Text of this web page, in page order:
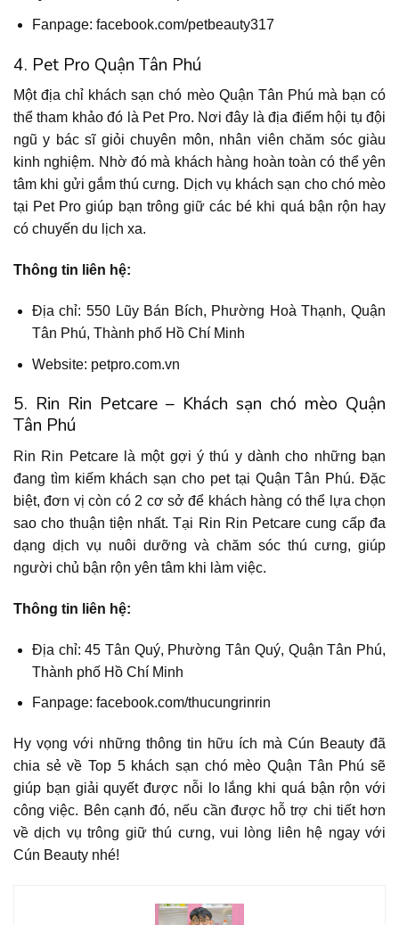
Fanpage: facebook.com/petbeauty317
4. Pet Pro Quận Tân Phú
Một địa chỉ khách sạn chó mèo Quận Tân Phú mà bạn có
thể tham khảo đó là Pet Pro. Nơi đây là địa điểm hội tụ đội
ngũ y bác sĩ giỏi chuyên môn, nhân viên chăm sóc giàu
kinh nghiệm. Nhờ đó mà khách hàng hoàn toàn có thể yên
tâm khi gửi gắm thú cưng. Dịch vụ khách sạn cho chó mèo
tại Pet Pro giúp bạn trông giữ các bé khi quá bận rộn hay
có chuyến du lịch xa.
Thông tin liên hệ:
Địa chỉ: 550 Lũy Bán Bích, Phường Hoà Thạnh, Quận
Tân Phú, Thành phố Hồ Chí Minh
Website: petpro.com.vn
5. Rin Rin Petcare – Khách sạn chó mèo Quận
Tân Phú
Rin Rin Petcare là một gợi ý thú y dành cho những bạn
đang tìm kiếm khách sạn cho pet tại Quận Tân Phú. Đặc
biệt, đơn vị còn có 2 cơ sở để khách hàng có thể lựa chọn
sao cho thuận tiện nhất. Tại Rin Rin Petcare cung cấp đa
dạng dịch vụ nuôi dưỡng và chăm sóc thú cưng, giúp
người chủ bận rộn yên tâm khi làm việc.
Thông tin liên hệ:
Địa chỉ: 45 Tân Quý, Phường Tân Quý, Quận Tân Phú,
Thành phố Hồ Chí Minh
Fanpage: facebook.com/thucungrinrin
Hy vọng với những thông tin hữu ích mà Cún Beauty đã
chia sẻ về Top 5 khách sạn chó mèo Quận Tân Phú sẽ
giúp bạn giải quyết được nỗi lo lắng khi quá bận rộn với
công việc. Bên cạnh đó, nếu cần được hỗ trợ chi tiết hơn
về dịch vụ trông giữ thú cưng, vui lòng liên hệ ngay với
Cún Beauty nhé!